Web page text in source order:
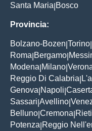
Santa Maria Bosco
Provincia:
Bolzano-Bozen Torino
Roma Bergamo
Modena Milano
Reggio Di Calabria
Genova Napoli
Sassari Avellino
Belluno Cremona Rieti
Potenza Reggio